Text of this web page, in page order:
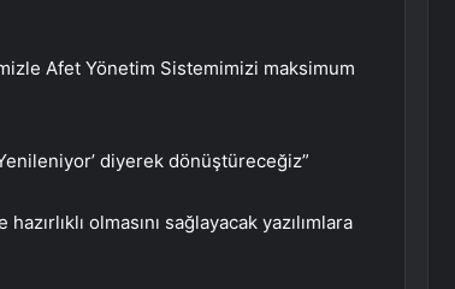
Afet Yönetim Sistemimizi maksimum
diyerek dönüştüreceğiz”
olmasını sağlayacak yazılımlara